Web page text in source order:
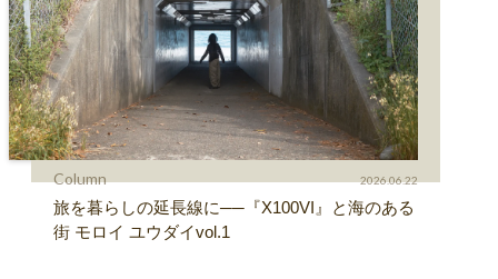
Column 2026.06.22
旅を暮らしの延長線に──『X100VI』と海のある
街 モロイ ユウダイvol.1